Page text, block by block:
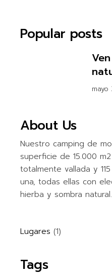
Popular posts
mayo
About Us
Nuestro camping de
superficie de 15.000
totalmente vallada y
una, todas ellas con
hierba y sombra natural.
Lugares (1)
Tags